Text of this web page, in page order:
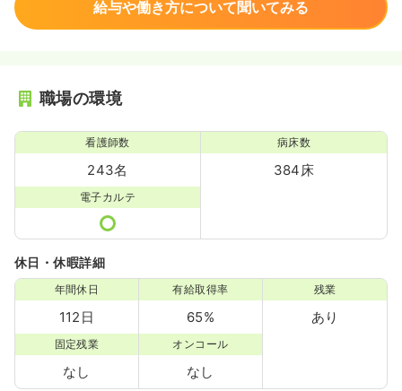
給与や働き方について聞いてみる
職場の環境
看護師数
243名
病床数
384床
電子カルテ
休日・休暇詳細
年間休日
112日
有給取得率
65%
残業
あり
固定残業
なし
オンコール
なし